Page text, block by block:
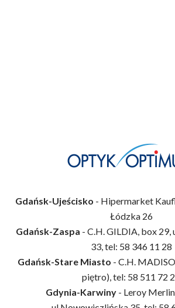
Gdańsk-Ujeścisko - Hipermarket
Łódzka 26
Gdańsk-Zaspa - C.H. GILDIA, box
33, tel: 58 346 11 28
Gdańsk-Stare Miasto - C.H.
piętro), tel: 58 511 72
Gdynia-Karwiny - Leroy